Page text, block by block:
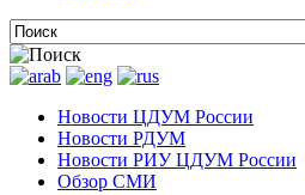
Новости ЦДУМ России
Новости РДУМ
Новости РИУ ЦДУМ России
Обзор СМИ